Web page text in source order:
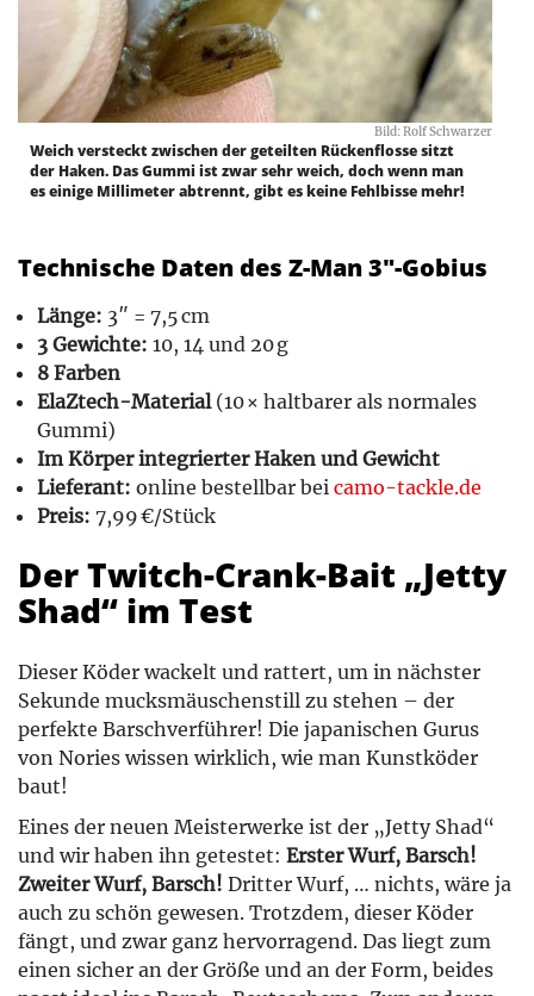
Bild: Rolf Schwarzer
Weich versteckt zwischen der geteilten Rückenflosse sitzt
der Haken. Das Gummi ist zwar sehr weich, doch wenn man
es einige Millimeter abtrennt, gibt es keine Fehlbisse mehr!
Technische Daten des Z-Man 3″-Gobius
Länge: 3″ = 7,5 cm
3 Gewichte: 10, 14 und 20 g
8 Farben
ElaZtech-Material(10 × haltbarer als normales
Gummi)
Im Körper integrierter Haken und Gewicht
Lieferant: online bestellbar bei camo-tackle.de
Preis: 7,99 €/Stück
Der Twitch-Crank-Bait „Jetty
Shad“ im Test
Dieser Köder wackelt und rattert, um in nächster
Sekunde mucksmäuschenstill zu stehen – der
perfekte Barschverführer! Die japanischen Gurus
von Nories wissen wirklich, wie man Kunstköder
baut!
Eines der neuen Meisterwerke ist der „Jetty Shad“
und wir haben ihn getestet: Erster Wurf, Barsch!
Zweiter Wurf, Barsch! Dritter Wurf, … nichts, wäre ja
auch zu schön gewesen. Trotzdem, dieser Köder
fängt, und zwar ganz hervorragend. Das liegt zum
einen sicher an der Größe und an der Form, beides